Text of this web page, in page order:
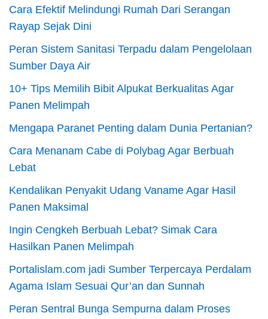
Cara Efektif Melindungi Rumah Dari Serangan
Rayap Sejak Dini
Peran Sistem Sanitasi Terpadu dalam Pengelolaan
Sumber Daya Air
10+ Tips Memilih Bibit Alpukat Berkualitas Agar
Panen Melimpah
Mengapa Paranet Penting dalam Dunia Pertanian?
Cara Menanam Cabe di Polybag Agar Berbuah
Lebat
Kendalikan Penyakit Udang Vaname Agar Hasil
Panen Maksimal
Ingin Cengkeh Berbuah Lebat? Simak Cara
Hasilkan Panen Melimpah
Portalislam.com jadi Sumber Terpercaya Perdalam
Agama Islam Sesuai Qur’an dan Sunnah
Peran Sentral Bunga Sempurna dalam Proses